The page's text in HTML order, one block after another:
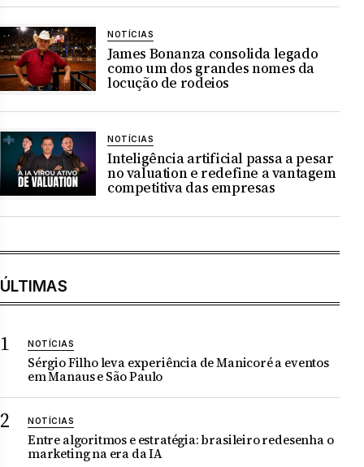
NOTÍCIAS
James Bonanza consolida legado
como um dos grandes nomes da
locução de rodeios
NOTÍCIAS
Inteligência artificial passa a pesar
no valuation e redefine a vantagem
competitiva das empresas
ÚLTIMAS
NOTÍCIAS
Sérgio Filho leva experiência de Manicoré a eventos
em Manaus e São Paulo
NOTÍCIAS
Entre algoritmos e estratégia: brasileiro redesenha o
marketing na era da IA